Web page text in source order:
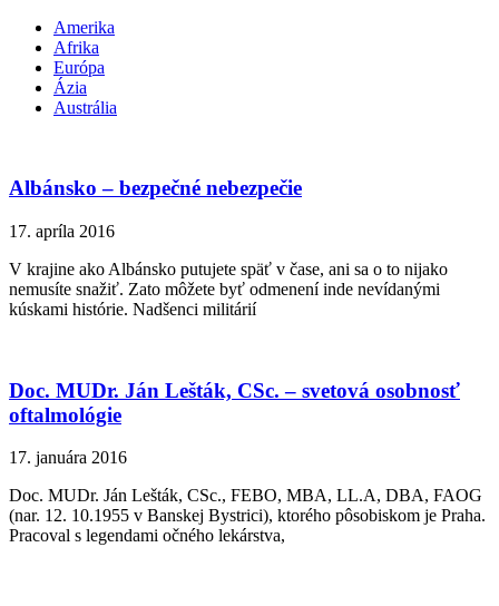
Amerika
Afrika
Európa
Ázia
Austrália
Albánsko – bezpečné nebezpečie
17. apríla 2016
V krajine ako Albánsko putujete späť v čase, ani sa o to nijako
nemusíte snažiť. Zato môžete byť odmenení inde nevídanými
kúskami histórie. Nadšenci militárií
Doc. MUDr. Ján Lešták, CSc. – svetová osobnosť
oftalmológie
17. januára 2016
Doc. MUDr. Ján Lešták, CSc., FEBO, MBA, LL.A, DBA, FAOG
(nar. 12. 10.1955 v Banskej Bystrici), ktorého pôsobiskom je Praha.
Pracoval s legendami očného lekárstva,